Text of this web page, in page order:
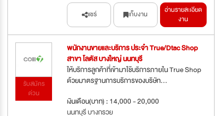
แชร์ เก็บงาน
อ่านรายละเอียด
งาน
รับสมัคร
ด่วน
พนักงานขายและบริการ ประจำ True/Dtac Shop
สาขา โลตัส บางใหญ่ นนทบุรี
ให้บริการลูกค้าที่เข้ามาใช้บริการภายใน True Shop
ด้วยมาตรฐานการบริการของบริษัท...
เงินเดือน(บาท) : 14,000 - 20,000
นนทบุรี บางกรวย